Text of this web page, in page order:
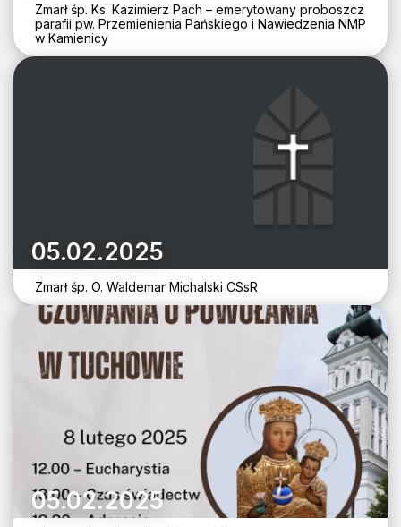
Zmarł śp. Ks. Kazimierz Pach – emerytowany proboszcz
parafii pw. Przemienienia Pańskiego i Nawiedzenia NMP
w Kamienicy
05.02.2025
Zmarł śp. O. Waldemar Michalski CSsR
05.02.2025